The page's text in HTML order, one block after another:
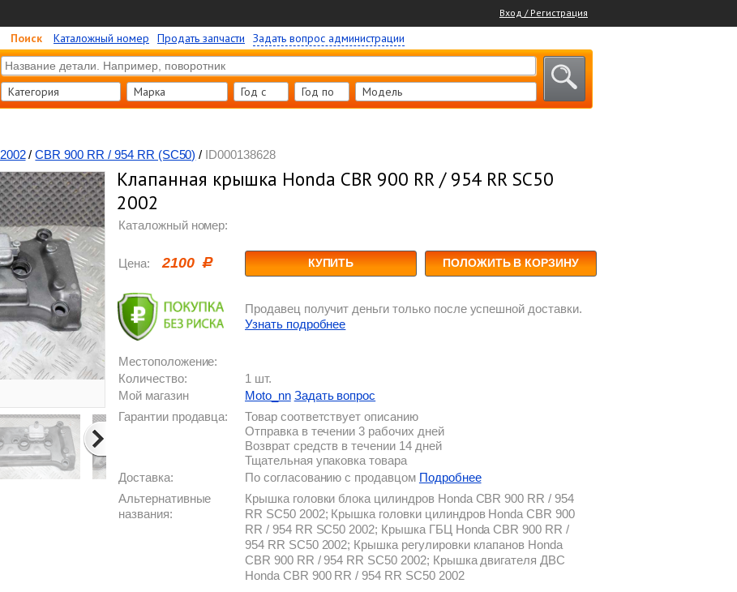
Вход / Регистрация
Поиск Каталожный номер Продать запчасти Задать вопрос администрации
Категория Марка Год c Год по Модель
2002 / CBR 900 RR / 954 RR (SC50) / ID000138628
Клапанная крышка Honda CBR 900 RR / 954 RR SC50
2002
Каталожный номер:
Цена: 2100 КУПИТЬ ПОЛОЖИТЬ В КОРЗИНУ
Продавец получит деньги только после успешной доставки.
Узнать подробнее
Местоположение:
Количество:
1 шт.
Мой магазин
Moto_nn Задать вопрос
Гарантии продавца:
Товар соответствует описанию
Отправка в течении 3 рабочих дней
Возврат средств в течении 14 дней
Тщательная упаковка товара
Доставка:
По согласованию с продавцом Подробнее
Альтернативные
названия:
Крышка головки блока цилиндров Honda CBR 900 RR / 954
RR SC50 2002; Крышка головки цилиндров Honda CBR 900
RR / 954 RR SC50 2002; Крышка ГБЦ Honda CBR 900 RR /
954 RR SC50 2002; Крышка регулировки клапанов Honda
CBR 900 RR / 954 RR SC50 2002; Крышка двигателя ДВС
Honda CBR 900 RR / 954 RR SC50 2002